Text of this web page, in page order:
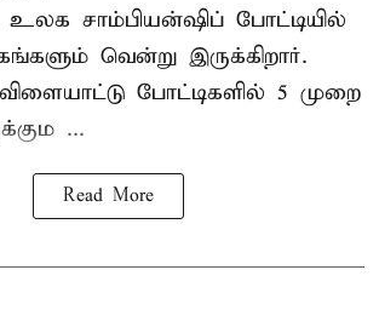
சாம்பியன்ஷிப் போட்டியில்
வென்று இருக்கிறார்.
போட்டிகளில் 5 முறை
...
Read More